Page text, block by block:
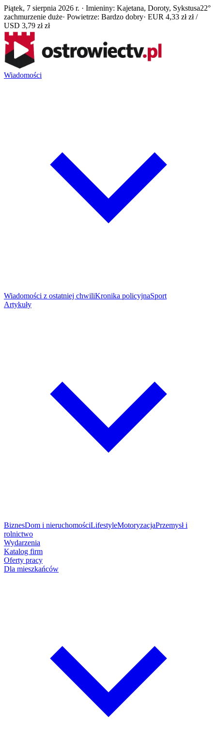
Piątek, 7 sierpnia 2026 r. · Imieniny: Kajetana, Doroty, Sykstusa22°
zachmurzenie duże· Powietrze: Bardzo dobry· EUR 4,33 zł zł /
USD 3,79 zł zł
Wiadomości
Wiadomości z ostatniej chwiliKronika policyjnaSport
Artykuły
BiznesDom i nieruchomościLifestyleMotoryzacjaPrzemysł i
rolnictwo
Wydarzenia
Katalog firm
Oferty pracy
Dla mieszkańców